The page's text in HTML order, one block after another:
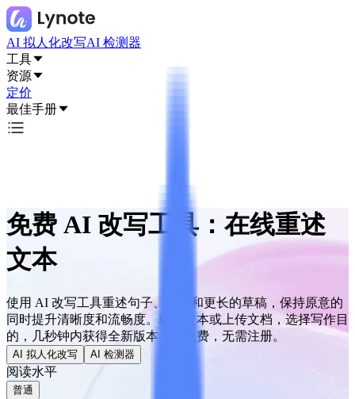
AI 拟人化改写AI 检测器
工具
资源
定价
最佳手册
免费 AI 改写工具：在线重述
文本
使用 AI 改写工具重述句子、段落和更长的草稿，保持原意的
同时提升清晰度和流畅度。粘贴文本或上传文档，选择写作目
的，几秒钟内获得全新版本——免费，无需注册。
AI 拟人化改写 AI 检测器
阅读水平
普通